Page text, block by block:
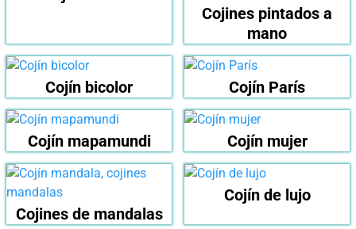
Cojines pintados a
mano
Cojín bicolor Cojín París
Cojín mapamundi Cojín mujer
Cojines de mandalas
Cojín de lujo